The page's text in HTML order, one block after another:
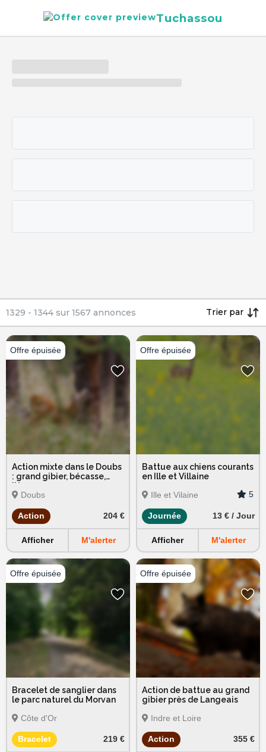
Tuchassou
1329 - 1344 sur 1567 annonces Trier par
Action mixte dans le Doubs
: grand gibier, bécasse,
lièvre
Doubs
Action 204 €
Afficher M'alerter
Battue aux chiens courants
en Ille et Villaine
Ille et Vilaine
5
Journée 13 € / Jour
Afficher M'alerter
Bracelet de sanglier dans
le parc naturel du Morvan
Côte d'Or
Bracelet 219 €
Action de battue au grand
gibier près de Langeais
Indre et Loire
Action 355 €